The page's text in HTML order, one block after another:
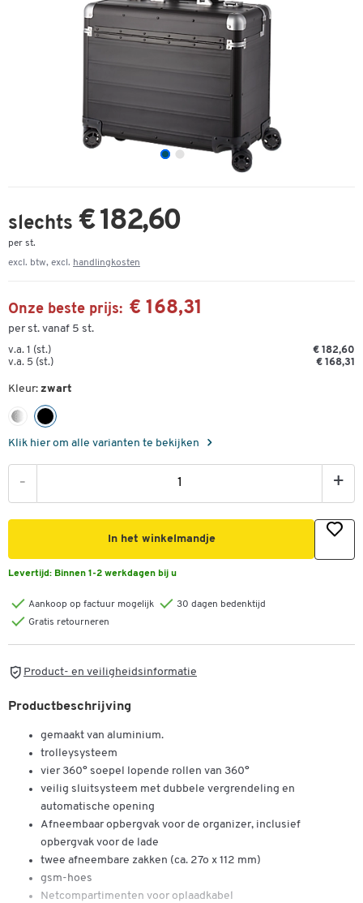
slechts € 182,60
per st.
excl. btw, excl. handlingkosten
Onze beste prijs: € 168,31
per st. vanaf 5 st.
v.a. 1 (st.)
€ 182,60
v.a. 5 (st.)
€ 168,31
Kleur: zwart
Klik hier om alle varianten te bekijken
- +
In het winkelmandje
Levertijd: Binnen 1-2 werkdagen bij u
Aankoop op factuur mogelijk
30 dagen bedenktijd
Gratis retourneren
Product- en veiligheidsinformatie
Productbeschrijving
gemaakt van aluminium.
trolleysysteem
vier 360° soepel lopende rollen van 360°
veilig sluitsysteem met dubbele vergrendeling en
automatische opening
Afneembaar opbergvak voor de organizer, inclusief
opbergvak voor de lade
twee afneembare zakken (ca. 27o x 112 mm)
gsm-hoes
Netcompartimenten voor oplaadkabel